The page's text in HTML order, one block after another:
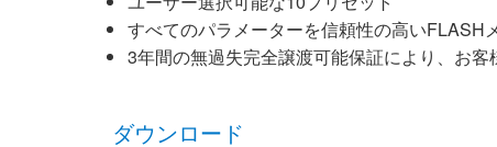
すべてのパラメーターを信頼性の高いFLASH
3年間の無過失完全譲渡可能保証により、お客
ダウンロード